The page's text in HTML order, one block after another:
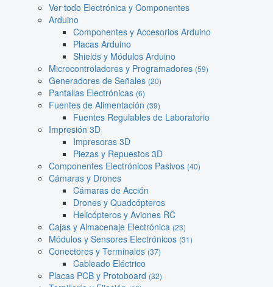
Ver todo Electrónica y Componentes
Arduino
Componentes y Accesorios Arduino
Placas Arduino
Shields y Módulos Arduino
Microcontroladores y Programadores (59)
Generadores de Señales (20)
Pantallas Electrónicas (6)
Fuentes de Alimentación (39)
Fuentes Regulables de Laboratorio
Impresión 3D
Impresoras 3D
Piezas y Repuestos 3D
Componentes Electrónicos Pasivos (40)
Cámaras y Drones
Cámaras de Acción
Drones y Quadcópteros
Helicópteros y Aviones RC
Cajas y Almacenaje Electrónica (23)
Módulos y Sensores Electrónicos (31)
Conectores y Terminales (37)
Cableado Eléctrico
Placas PCB y Protoboard (32)